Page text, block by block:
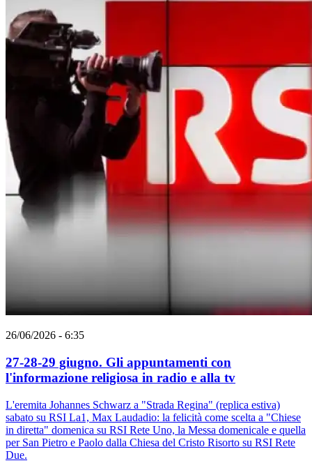
26/06/2026 - 6:35
27-28-29 giugno. Gli appuntamenti con
l'informazione religiosa in radio e alla tv
L'eremita Johannes Schwarz a "Strada Regina" (replica estiva)
sabato su RSI La1, Max Laudadio: la felicità come scelta a "Chiese
in diretta" domenica su RSI Rete Uno, la Messa domenicale e quella
per San Pietro e Paolo dalla Chiesa del Cristo Risorto su RSI Rete
Due.